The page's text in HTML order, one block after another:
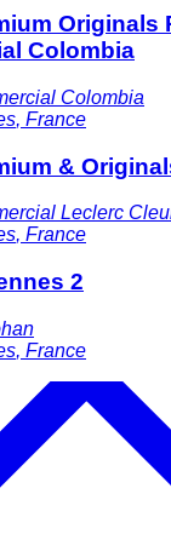
Originals
Colombia
Colombia
, France
&
Leclerc
, France
2
, France